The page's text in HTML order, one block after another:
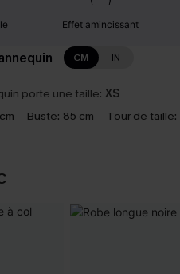
Effet amincissant
CM IN
porte une taille: XS
Buste: 85 cm Tour de taille: